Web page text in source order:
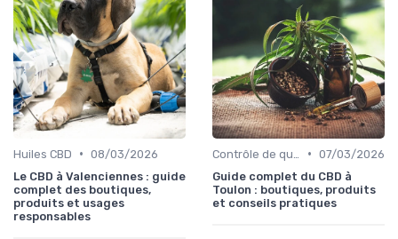
Huiles CBD • 08/03/2026
Le CBD à Valenciennes : guide
complet des boutiques,
produits et usages
responsables
• 07/03/2026
Guide complet du CBD à
Toulon : boutiques, produits
et conseils pratiques